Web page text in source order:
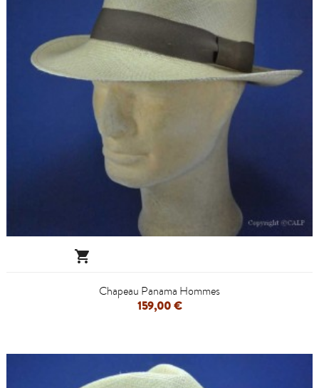

Chapeau Panama Hommes
159,00 €